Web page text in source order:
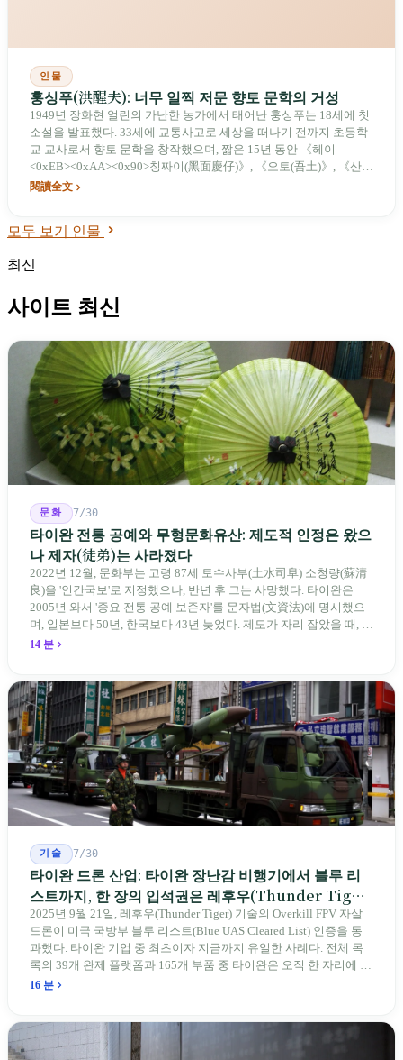
인물
훙싱푸(洪醒夫): 너무 일찍 저문 향토 문학의 거성
1949년 장화현 얼린의 가난한 농가에서 태어난 훙싱푸는 18세에 첫
소설을 발표했다. 33세에 교통사고로 세상을 떠나기 전까지 초등학
교 교사로서 향토 문학을 창작했으며, 짧은 15년 동안 《헤이
<0xEB><0xAA><0x90>칭짜이(黑面慶仔)》, 《오토(吾土)》, 《산시
(散戲)》 등 고전을 남겼다. 그는 대만 농촌이 농업에서 공상업으로
閱讀全文
모두 보기 인물
최신
사이트 최신
문화 7/30
타이완 전통 공예와 무형문화유산: 제도적 인정은 왔으
나 제자(徒弟)는 사라졌다
2022년 12월, 문화부는 고령 87세 토수사부(土水司阜) 소청량(蘇清
良)을 '인간국보'로 지정했으나, 반년 후 그는 사망했다. 타이완은
2005년 와서 '중요 전통 공예 보존자'를 문자법(文資法)에 명시했으
며, 일본보다 50년, 한국보다 43년 늦었다. 제도가 자리 잡았을 때, 제
자 제도는 이미 1970-80년대 산업화 과정에서 붕괴되었다. 600여 명
14 분
기술 7/30
타이완 드론 산업: 타이완 장난감 비행기에서 블루 리
스트까지, 한 장의 입석권은 레후우(Thunder Tiger)
에게
2025년 9월 21일, 레후우(Thunder Tiger) 기술의 Overkill FPV 자살
드론이 미국 국방부 블루 리스트(Blue UAS Cleared List) 인증을 통
과했다. 타이완 기업 중 최초이자 지금까지 유일한 사례다. 전체 목
록의 39개 완제 플랫폼과 165개 부품 중 타이완은 오직 한 자리에 불
과하다. 2026년 4월, 미국 양당 소속 상원의원 4명이 《타이완을 위
를 드러낸다: 타이완의 진입이 너무 느려 미국 스스로가 입법을 통해
장벽을 낮춰야 한다는 점이다. 타이완에서 46년간 원격 조종 장난감
16 분